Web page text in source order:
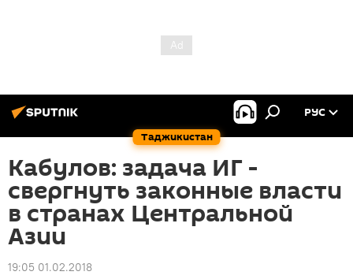
Таджикистан
РУС
Кабулов: задача ИГ -
свергнуть законные власти
в странах Центральной
Азии
19:05 01.02.2018